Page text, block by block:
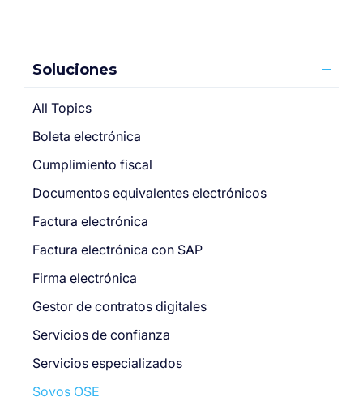
Soluciones
All Topics
Boleta electrónica
Cumplimiento fiscal
Documentos equivalentes electrónicos
Factura electrónica
Factura electrónica con SAP
Firma electrónica
Gestor de contratos digitales
Servicios de confianza
Servicios especializados
Sovos OSE